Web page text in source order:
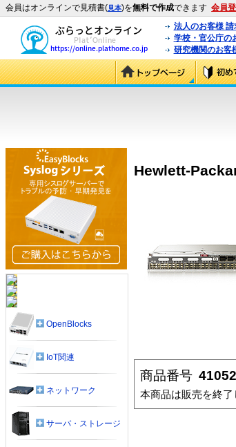
会員はオンラインで見積書(見本)を無料で作成できます 会員
法人のお客様
学校・官公庁の
研究機関のお客
Hewlett-
商品番号
本商品は販売を終了
OpenBlocks
IoT関連
ネットワーク
サーバ・ストレージ